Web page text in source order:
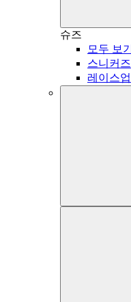
슈즈
모두 보기
스니커즈
레이스업